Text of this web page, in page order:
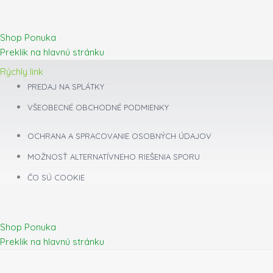
Shop Ponuka
Preklik na hlavnú stránku
Rýchly link
PREDAJ NA SPLÁTKY
VŠEOBECNÉ OBCHODNÉ PODMIENKY
OCHRANA A SPRACOVANIE OSOBNÝCH ÚDAJOV
MOŽNOSŤ ALTERNATÍVNEHO RIEŠENIA SPORU
ČO SÚ COOKIE
Shop Ponuka
Preklik na hlavnú stránku